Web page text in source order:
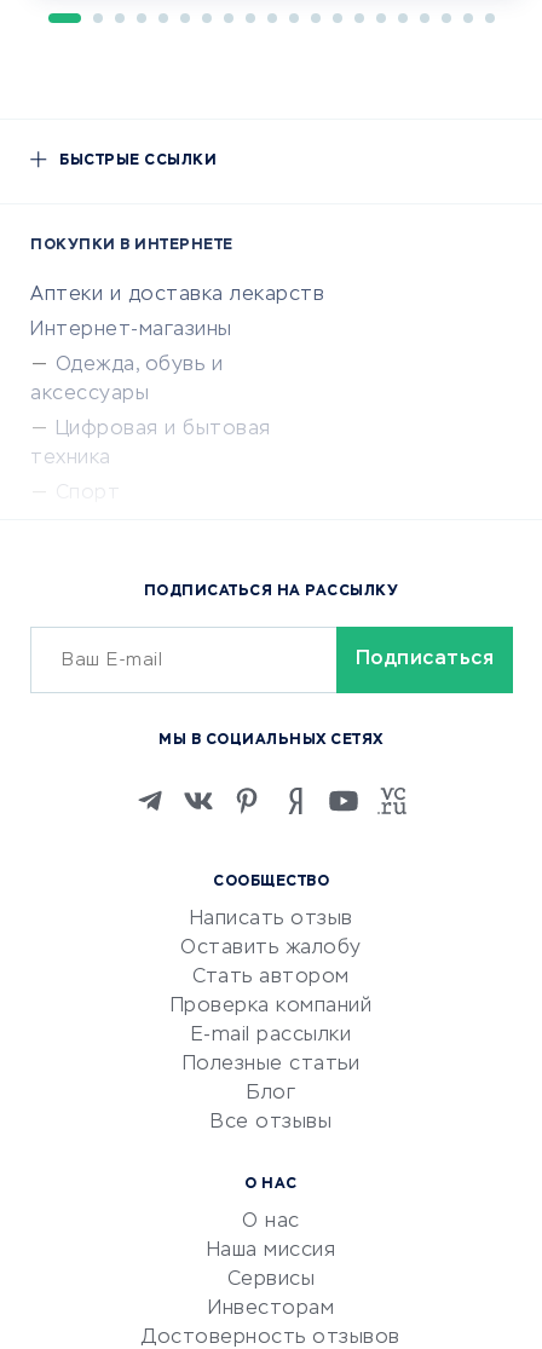
БЫСТРЫЕ ССЫЛКИ
ПОКУПКИ В ИНТЕРНЕТЕ
Аптеки и доставка лекарств
Интернет-магазины
Одежда, обувь и
аксессуары
Цифровая и бытовая
техника
Спорт
Сервисы доставки
ОБУЧЕНИЕ И РАБОТА
Изучение иностранных
Маркетинг и продажи
Репетиторство
Красота и здоровье
Сервисы по поиску работы
Сетевой маркетинг
УСЛУГИ ДЛЯ БИЗНЕСА
документооборот
СООБЩЕСТВО
Написать отзыв
Оставить жалобу
Стать автором
Проверка компаний
E-mail рассылки
Полезные статьи
Блог
Все отзывы
О НАС
О нас
Наша миссия
Сервисы
Инвесторам
Достоверность отзывов
ПОДПИСАТЬСЯ НА РАССЫЛКУ
МЫ В СОЦИАЛЬНЫХ СЕТЯХ